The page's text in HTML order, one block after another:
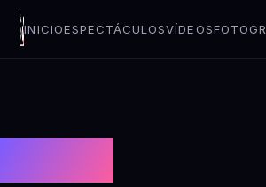
INICIOESPECTÁCULOSVÍDEOS